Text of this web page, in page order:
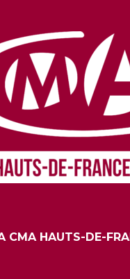
CMA HAUTS-DE-